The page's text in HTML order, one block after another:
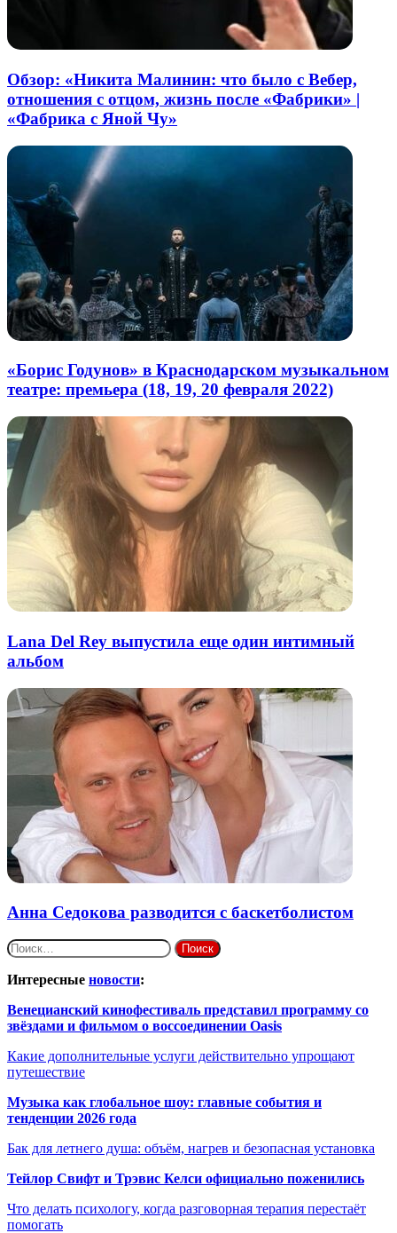
Обзор: «Никита Малинин: что было с Вебер,
отношения с отцом, жизнь после «Фабрики» |
«Фабрика с Яной Чу»
«Борис Годунов» в Краснодарском музыкальном
театре: премьера (18, 19, 20 февраля 2022)
Lana Del Rey выпустила еще один интимный
альбом
Анна Седокова разводится с баскетболистом
Найти:
Интересные новости:
Венецианский кинофестиваль представил программу со
звёздами и фильмом о воссоединении Oasis
Какие дополнительные услуги действительно упрощают
путешествие
Музыка как глобальное шоу: главные события и
тенденции 2026 года
Бак для летнего душа: объём, нагрев и безопасная установка
Тейлор Свифт и Трэвис Келси официально поженились
Что делать психологу, когда разговорная терапия перестаёт
помогать